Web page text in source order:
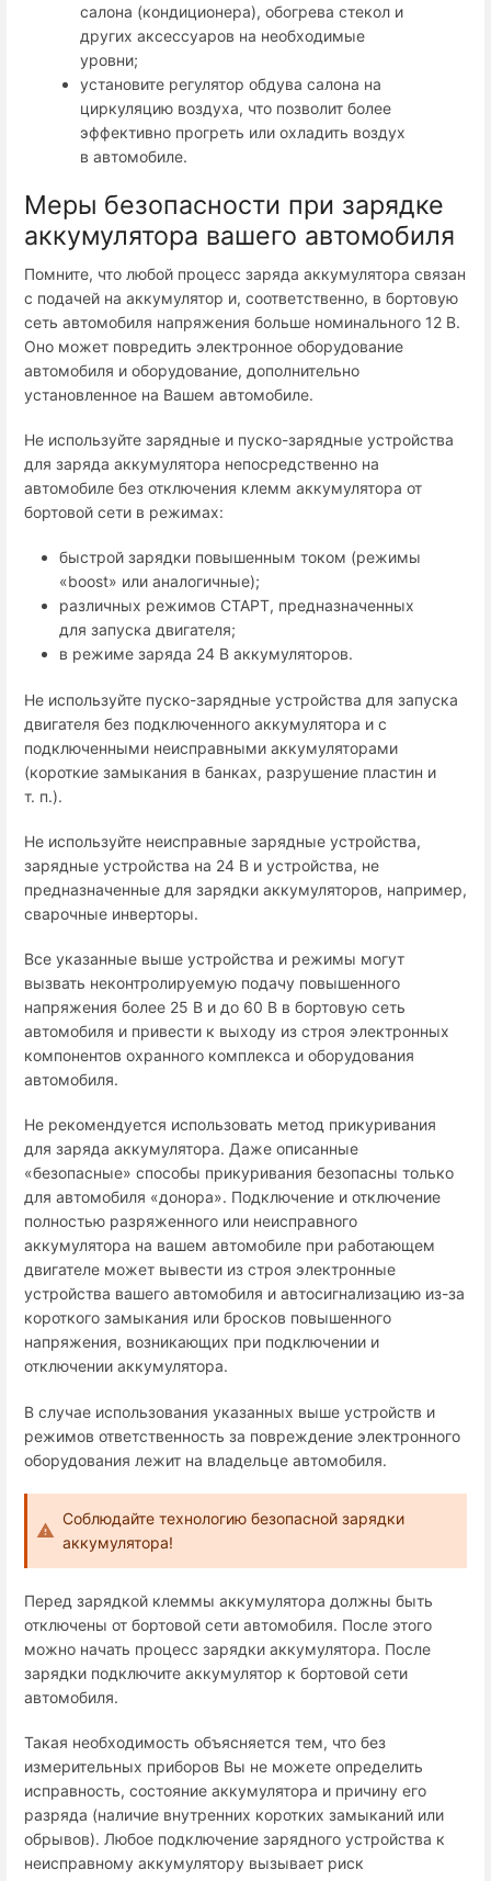
салона (кондиционера), обогрева стекол и
других аксессуаров на необходимые
уровни;
установите регулятор обдува салона на
циркуляцию воздуха, что позволит более
эффективно прогреть или охладить воздух
в автомобиле.
Меры безопасности при зарядке
аккумулятора вашего автомобиля
Помните, что любой процесс заряда аккумулятора связан
с подачей на аккумулятор и, соответственно, в бортовую
сеть автомобиля напряжения больше номинального 12 В.
Оно может повредить электронное оборудование
автомобиля и оборудование, дополнительно
установленное на Вашем автомобиле.
Не используйте зарядные и пуско-зарядные устройства
для заряда аккумулятора непосредственно на
автомобиле без отключения клемм аккумулятора от
бортовой сети в режимах:
быстрой зарядки повышенным током (режимы
«boost» или аналогичные);
различных режимов СТАРТ, предназначенных
для запуска двигателя;
в режиме заряда 24 В аккумуляторов.
Не используйте пуско-зарядные устройства для запуска
двигателя без подключенного аккумулятора и с
подключенными неисправными аккумуляторами
(короткие замыкания в банках, разрушение пластин и
т. п.).
Не используйте неисправные зарядные устройства,
зарядные устройства на 24 В и устройства, не
предназначенные для зарядки аккумуляторов, например,
сварочные инверторы.
Все указанные выше устройства и режимы могут
вызвать неконтролируемую подачу повышенного
напряжения более 25 В и до 60 В в бортовую сеть
автомобиля и привести к выходу из строя электронных
компонентов охранного комплекса и оборудования
автомобиля.
Не рекомендуется использовать метод прикуривания
для заряда аккумулятора. Даже описанные
«безопасные» способы прикуривания безопасны только
для автомобиля «донора». Подключение и отключение
полностью разряженного или неисправного
аккумулятора на вашем автомобиле при работающем
двигателе может вывести из строя электронные
устройства вашего автомобиля и автосигнализацию из-за
короткого замыкания или бросков повышенного
напряжения, возникающих при подключении и
отключении аккумулятора.
В случае использования указанных выше устройств и
режимов ответственность за повреждение электронного
оборудования лежит на владельце автомобиля.
Соблюдайте технологию безопасной зарядки
аккумулятора!
Перед зарядкой клеммы аккумулятора должны быть
отключены от бортовой сети автомобиля. После этого
можно начать процесс зарядки аккумулятора. После
зарядки подключите аккумулятор к бортовой сети
автомобиля.
Такая необходимость объясняется тем, что без
измерительных приборов Вы не можете определить
исправность, состояние аккумулятора и причину его
разряда (наличие внутренних коротких замыканий или
обрывов). Любое подключение зарядного устройства к
неисправному аккумулятору вызывает риск